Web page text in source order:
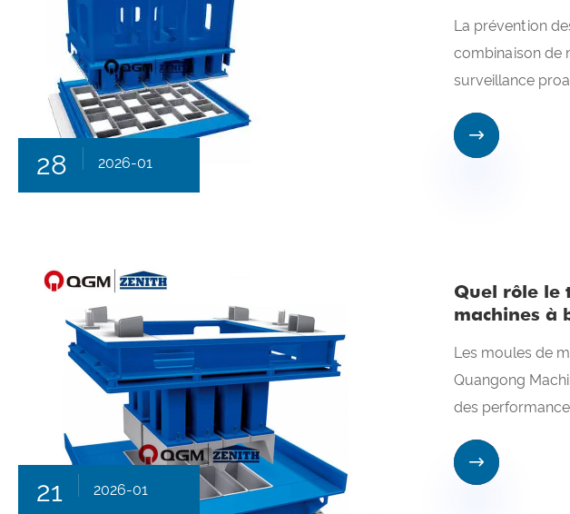
28 2026-01
La prévention
combinaison de
surveillance

21 2026-01
Quel rôle le
machines à
Les moules de
Quangong
des
